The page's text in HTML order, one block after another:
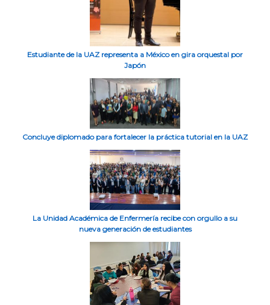
Estudiante de la UAZ representa a México en gira orquestal por
Japón
Concluye diplomado para fortalecer la práctica tutorial en la UAZ
La Unidad Académica de Enfermería recibe con orgullo a su
nueva generación de estudiantes